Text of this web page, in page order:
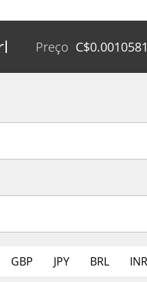
Preço C$
GBP JPY BRL INR